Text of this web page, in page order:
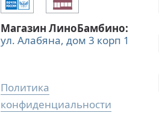
Магазин ЛиноБамбино:
ул. Алабяна, дом 3 корп 1
Политика
конфиденциальности